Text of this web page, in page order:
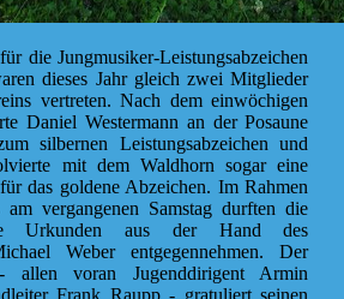
die Jungmusiker-Leistungsabzeichen
dieses Jahr gleich zwei Mitglieder
vertreten. Nach dem einwöchigen
Daniel Westermann an der Posaune
silbernen Leistungsabzeichen und
mit dem Waldhorn sogar eine
das goldene Abzeichen. Im Rahmen
am vergangenen Samstag durften die
Urkunden aus der Hand des
Weber entgegennehmen. Der
allen voran Jugenddirigent Armin